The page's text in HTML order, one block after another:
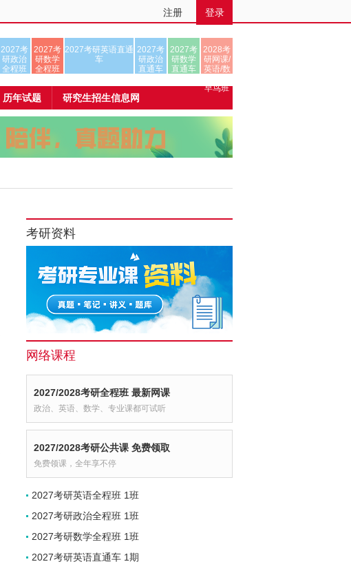
注册 登录
2027考
研政治
全程班
2027考
研数学
全程班
2027考研英语直通
车
2027考
研政治
直通车
2027考
研数学
直通车
2028考
研网课/
英语/数
早鸟班
历年试题 研究生招生信息网
考研资料
网络课程
2027/2028考研全程班 最新网课
政治、英语、数学、专业课都可试听
2027/2028考研公共课 免费领取
免费领课，全年享不停
2027考研英语全程班 1班
2027考研政治全程班 1班
2027考研数学全程班 1班
2027考研英语直通车 1期